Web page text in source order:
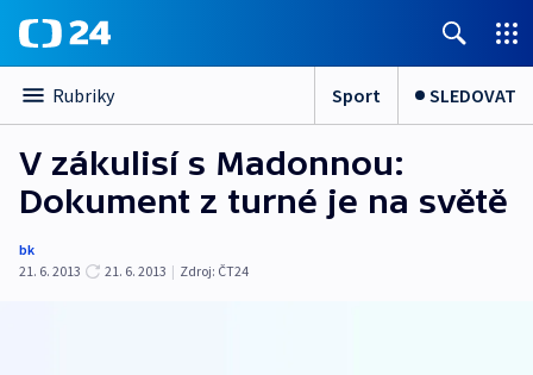
Rubriky Sport SLEDOVAT
V zákulisí s Madonnou:
Dokument z turné je na světě
bk
21. 6. 2013
21. 6. 2013 | Zdroj: ČT24